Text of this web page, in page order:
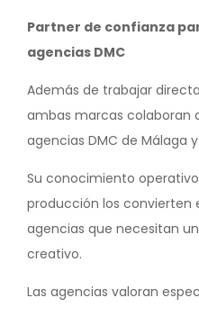
Partner de confianza
agencias DMC
Además de trabajar
ambas marcas colaboran
agencias DMC de Málaga
Su conocimiento
producción los convierten
agencias que necesitan
creativo.
Las agencias valoran